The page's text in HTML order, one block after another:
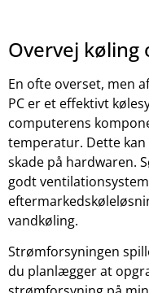
Overvej
En ofte overset, men
PC er et effektivt
computerens
temperatur. Dette
skade på hardwaren.
godt
vandkøling.
Strømforsyningen
du planlægger at